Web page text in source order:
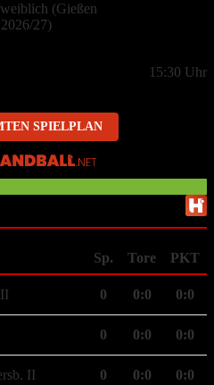
(Gießen
27)
15:30 Uhr
SPIELPLAN
Sp. Tore PKT
0 0:0 0:0
0 0:0 0:0
II 0 0:0 0:0